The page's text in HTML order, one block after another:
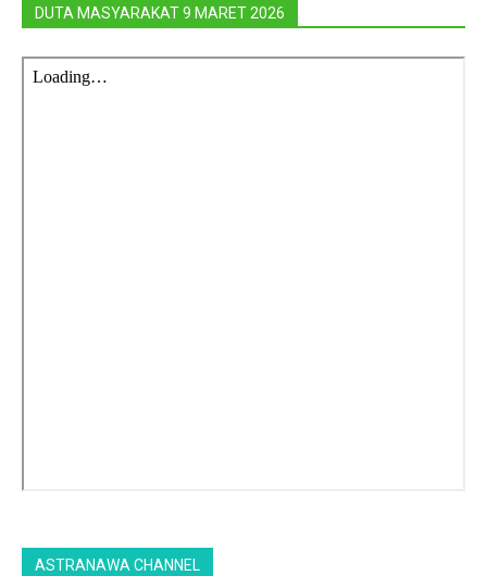
DUTA MASYARAKAT 9 MARET 2026
ASTRANAWA CHANNEL